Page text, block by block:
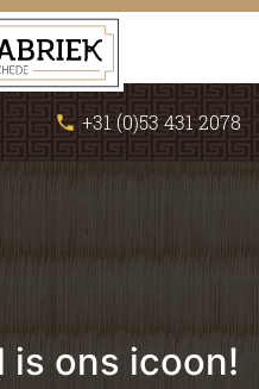
phone +31 (0)53 431 2078
is ons icoon!